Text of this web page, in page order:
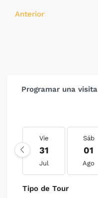
Anterior
Programar una visita
Vie
31
Jul
Sáb
01
Ago
Tipo de Tour